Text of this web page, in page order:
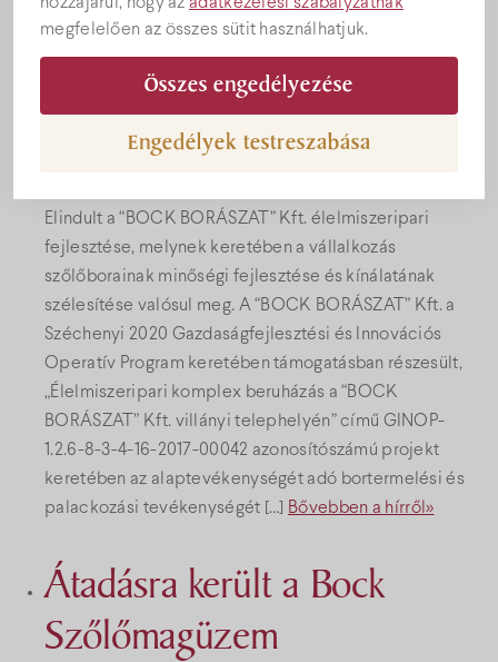
megfelelően az összes sütit használhatjuk.
Összes engedélyezése
Engedélyek testreszabása
Élelmiszeripari komplex
beruházás a Bock Borászat
Kft. villányi telephelyén
Elindult a “BOCK BORÁSZAT” Kft. élelmiszeripari
fejlesztése, melynek keretében a vállalkozás
szőlőborainak minőségi fejlesztése és kínálatának
szélesítése valósul meg. A “BOCK BORÁSZAT” Kft. a
Széchenyi 2020 Gazdaságfejlesztési és Innovációs
Operatív Program keretében támogatásban részesült,
„Élelmiszeripari komplex beruházás a “BOCK
BORÁSZAT” Kft. villányi telephelyén” című GINOP-
1.2.6-8-3-4-16-2017-00042 azonosítószámú projekt
keretében az alaptevékenységét adó bortermelési és
palackozási tevékenységét […]
Bővebben a hírről»
Átadásra került a Bock
Szőlőmagüzem
Képek